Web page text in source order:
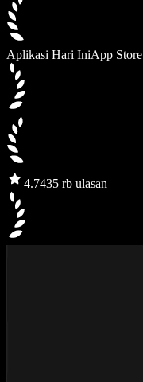
Aplikasi Hari IniApp Store
4.7435 rb ulasan